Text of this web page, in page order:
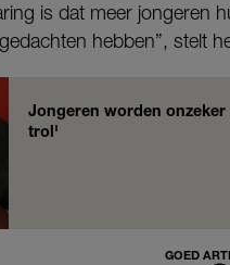
is dat meer jongeren
hebben”, stelt
Jongeren worden
trol'
GOED